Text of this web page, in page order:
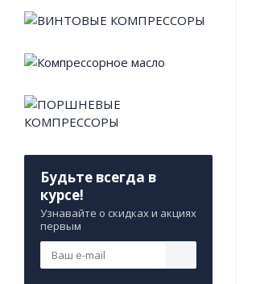
Будьте всегда в
курсе!
Узнавайте о скидках и акциях
первым